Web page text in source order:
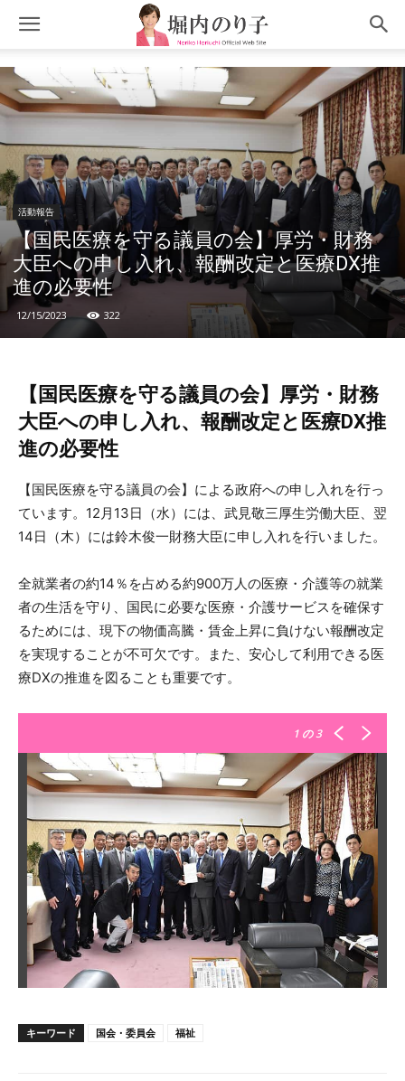
活動報告
【国民医療を守る議員の会】厚労・財務
大臣への申し入れ、報酬改定と医療DX推
進の必要性
12/15/2023 322
【国民医療を守る議員の会】厚労・財務
大臣への申し入れ、報酬改定と医療DX推
進の必要性
【国民医療を守る議員の会】による政府への申し入れを行っ
ています。12月13日（水）には、武見敬三厚生労働大臣、翌
14日（木）には鈴木俊一財務大臣に申し入れを行いました。
全就業者の約14％を占める約900万人の医療・介護等の就業
者の生活を守り、国民に必要な医療・介護サービスを確保す
るためには、現下の物価高騰・賃金上昇に負けない報酬改定
を実現することが不可欠です。また、安心して利用できる医
療DXの推進を図ることも重要です。
1 の 3
キーワード 国会・委員会 福祉